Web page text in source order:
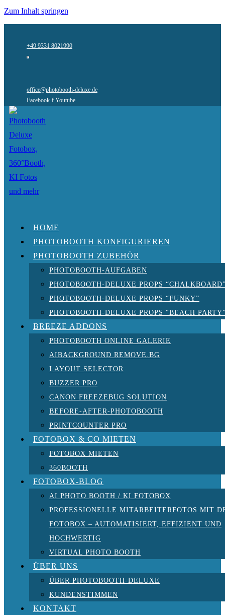
Zum Inhalt springen
+49 9331 8021990
office@photobooth-deluxe.de
Facebook-f Youtube
HOME
PHOTOBOOTH KONFIGURIEREN
PHOTOBOOTH ZUBEHÖR
PHOTOBOOTH-AUFGABEN
PHOTOBOOTH-DELUXE PROPS
PHOTOBOOTH-DELUXE PROPS “FUNKY”
PHOTOBOOTH-DELUXE PROPS “BEACH
BREEZE ADDONS
PHOTOBOOTH ONLINE GALERIE
AIBACKGROUND REMOVE.BG
LAYOUT SELECTOR
BUZZER PRO
CANON FREEZEBUG SOLUTION
BEFORE-AFTER-PHOTOBOOTH
PRINTCOUNTER PRO
FOTOBOX & CO MIETEN
FOTOBOX MIETEN
360BOOTH
FOTOBOX-BLOG
AI PHOTO BOOTH / KI FOTOBOX
PROFESSIONELLE MITARBEITERFOTOS MIT
FOTOBOX – AUTOMATISIERT, EFFIZIENT UND
HOCHWERTIG
VIRTUAL PHOTO BOOTH
ÜBER UNS
ÜBER PHOTOBOOTH-DELUXE
KUNDENSTIMMEN
KONTAKT